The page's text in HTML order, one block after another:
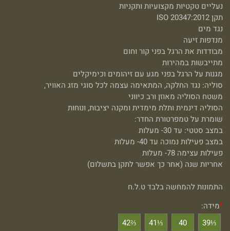
נעליים טקטיות מקצועיות ותקניות
תקן ISO 20347:2012
נגד מים
מנדפות זיעה
מבודדות את הרגל בפני קור וחום
מתייבשות במהירות
מגנות על הרגל בפני מגע עם זיהומים וכימיקלים
סוליה: נגד החלקה, המתאימה עצמה לכל סוגי מזג האוויר,
משטח הסוליה מאוזן ורב כיווני
הסוליה דינמית ותלת מימדית ומקנה יציבות, ונוחות
שומרת על טמפרטורת החדר:
במצב סטטי: עד 30- מעלות
במצב פעילות נמוכה עד 40- מעלות
פעילות עצימה 78- מעלות
אחריות שנה (אחר כך אפשר לתקן בתשלום)
התמונות להמחשה בלבד ט.ל.ח
*מידה:
⅓39
40
⅓41
⅔42